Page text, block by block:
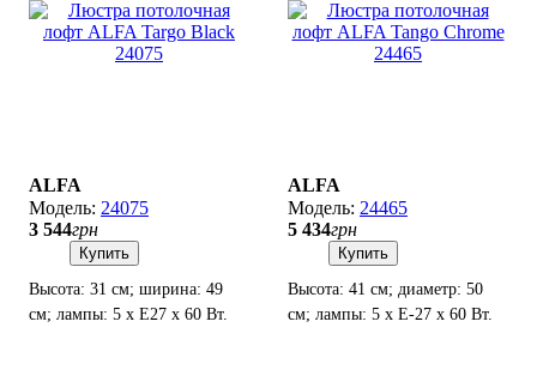
ALFA
24075
3 544грн
Купить
Высота: 31 см; ширина: 49
см; лампы: 5 х Е27 х 60 Вт.
ALFA
24465
5 434грн
Купить
Высота: 41 см; диаметр: 50
см; лампы: 5 х Е-27 х 60 Вт.